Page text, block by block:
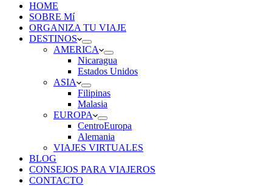
HOME
SOBRE Mí
ORGANIZA TU VIAJE
DESTINOS
AMERICA
Nicaragua
Estados Unidos
ASIA
Filipinas
Malasia
EUROPA
CentroEuropa
Alemania
VIAJES VIRTUALES
BLOG
CONSEJOS PARA VIAJEROS
CONTACTO